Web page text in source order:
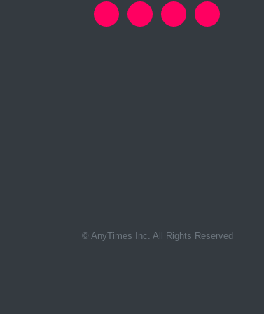
© AnyTimes Inc. All Rights Reserved